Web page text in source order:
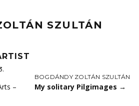
SZULTÁN
–
BOGDÁNDY ZOLTÁN SZULTÁN
My solitary Pilgimages →